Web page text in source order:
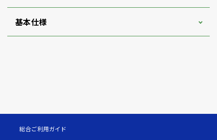
基本仕様
総合ご利用ガイド